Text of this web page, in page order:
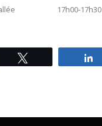
Vallée 17h00-17h30